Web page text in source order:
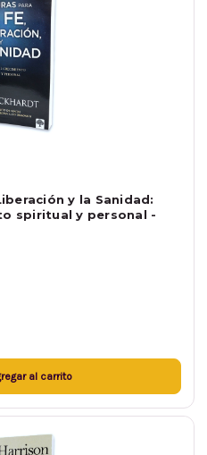
y la Sanidad:
spiritual y personal -
al carrito